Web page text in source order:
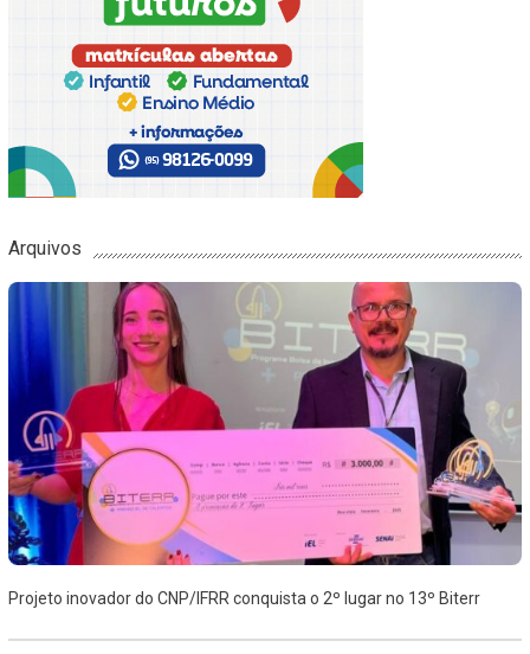
Arquivos
Projeto inovador do CNP/IFRR conquista o 2º lugar no 13º Biterr